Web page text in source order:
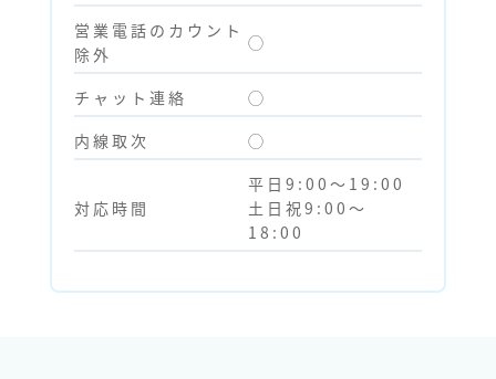
営業電話のカウント
除外
◯
チャット連絡
◯
内線取次
◯
対応時間
平日9:00～19:00
土日祝9:00～
18:00